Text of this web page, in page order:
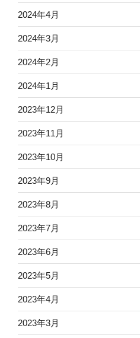
2024年4月
2024年3月
2024年2月
2024年1月
2023年12月
2023年11月
2023年10月
2023年9月
2023年8月
2023年7月
2023年6月
2023年5月
2023年4月
2023年3月